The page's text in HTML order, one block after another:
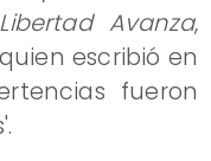
Avanza,
escribió en
fueron